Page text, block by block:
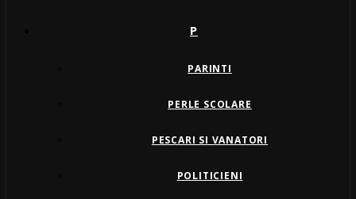
P
PARINTI
PERLE SCOLARE
PESCARI SI VANATORI
POLITICIENI